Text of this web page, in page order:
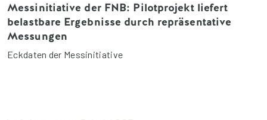
Messinitiative der FNB: Pilotprojekt liefert
belastbare Ergebnisse durch repräsentative
Messungen
Eckdaten der Messinitiative